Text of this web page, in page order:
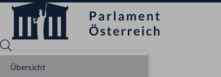
Übersicht